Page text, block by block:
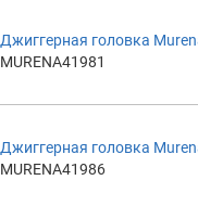
Джиггерная головка
MURENA41981
Джиггерная головка
MURENA41986